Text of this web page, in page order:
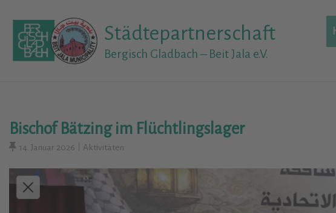
content
Städtepartnerschaft
Bergisch Gladbach – Beit Jala e.V.
Bischof Bätzing im Flüchtlingslager
14. Januar 2026 Aktivitäten